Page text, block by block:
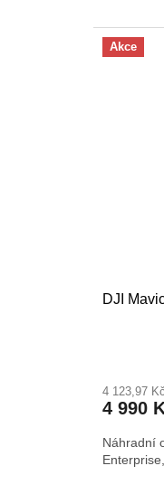
Akce
DJI
4 123,97
4 990
Náhradní